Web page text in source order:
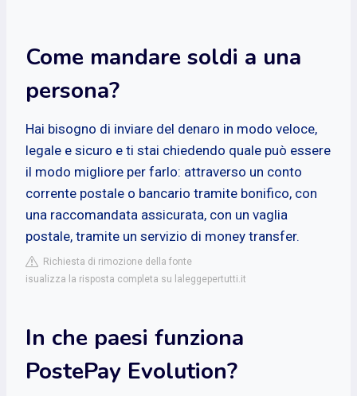
Come mandare soldi a una
persona?
Hai bisogno di inviare del denaro in modo veloce,
legale e sicuro e ti stai chiedendo quale può essere
il modo migliore per farlo: attraverso un conto
corrente postale o bancario tramite bonifico, con
una raccomandata assicurata, con un vaglia
postale, tramite un servizio di money transfer.
Richiesta di rimozione della fonte
isualizza la risposta completa su laleggepertutti.it
In che paesi funziona
PostePay Evolution?